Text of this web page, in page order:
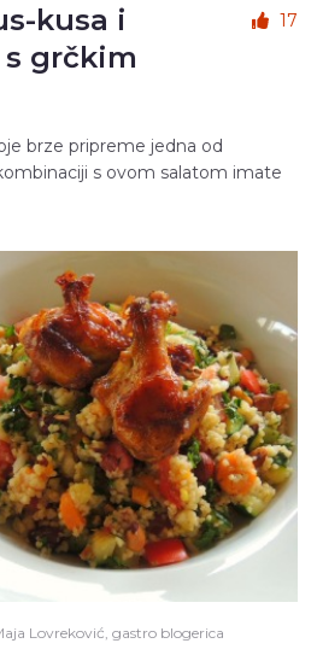
kusa i
s grčkim
17
brze pripreme jedna od
s ovom salatom imate
Lovreković, gastro blogerica